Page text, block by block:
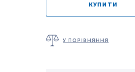
КУПИТИ
У ПОРІВНЯННЯ